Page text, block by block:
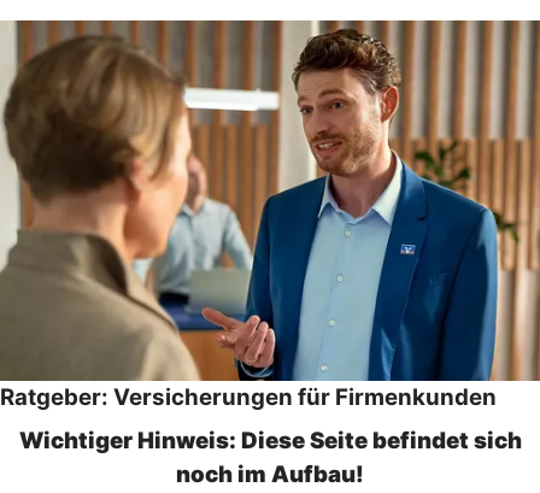
Ratgeber: Versicherungen für Firmenkunden
Wichtiger Hinweis: Diese Seite befindet sich
noch im Aufbau!